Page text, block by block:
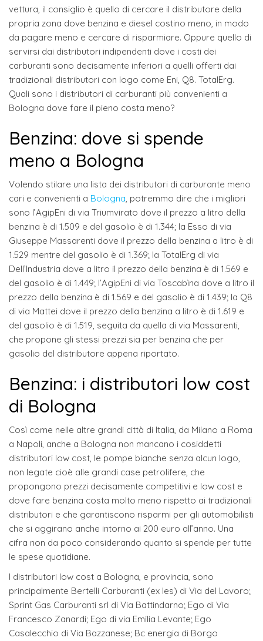
vettura, il consiglio è quello di cercare il distributore della
propria zona dove benzina e diesel costino meno, in modo
da pagare meno e cercare di risparmiare. Oppure quello di
servirsi dai distributori indipendenti dove i costi dei
carburanti sono decisamente inferiori a quelli offerti dai
tradizionali distributori con logo come Eni, Q8. TotalErg.
Quali sono i distributori di carburanti più convenienti a
Bologna dove fare il pieno costa meno?
Benzina: dove si spende
meno a Bologna
Volendo stilare una lista dei distributori di carburante meno
cari e convenienti a Bologna, potremmo dire che i migliori
sono l’AgipEni di via Triumvirato dove il prezzo a litro della
benzina è di 1.509 e del gasolio è di 1.344; la Esso di via
Giuseppe Massarenti dove il prezzo della benzina a litro è di
1.529 mentre del gasolio è di 1.369; la TotalErg di via
Dell’Industria dove a litro il prezzo della benzina è di 1.569 e
del gasolio è di 1.449; l’AgipEni di via Toscabìna dove a litro il
prezzo della benzina è di 1.569 e del gasolio è di 1.439; la Q8
di via Mattei dove il prezzo della benzina a litro è di 1.619 e
del gasolio è di 1.519, seguita da quella di via Massarenti,
che propone gli stessi prezzi sia per benzina che per
gasolio del distributore appena riportato.
Benzina: i distributori low cost
di Bologna
Così come nelle altre grandi città di Italia, da Milano a Roma
a Napoli, anche a Bologna non mancano i cosiddetti
distributori low cost, le pompe bianche senza alcun logo,
non legate cioè alle grandi case petrolifere, che
propongono prezzi decisamente competitivi e low cost e
dove fare benzina costa molto meno rispetto ai tradizionali
distributori e che garantiscono risparmi per gli automobilisti
che si aggirano anche intorno ai 200 euro all’anno. Una
cifra non da poco considerando quanto si spende per tutte
le spese quotidiane.
I distributori low cost a Bologna, e provincia, sono
principalmente Bertelli Carburanti (ex Ies) di Via del Lavoro;
Sprint Gas Carburanti srl di Via Battindarno; Ego di Via
Francesco Zanardi; Ego di via Emilia Levante; Ego
Casalecchio di Via Bazzanese; Bc energia di Borgo